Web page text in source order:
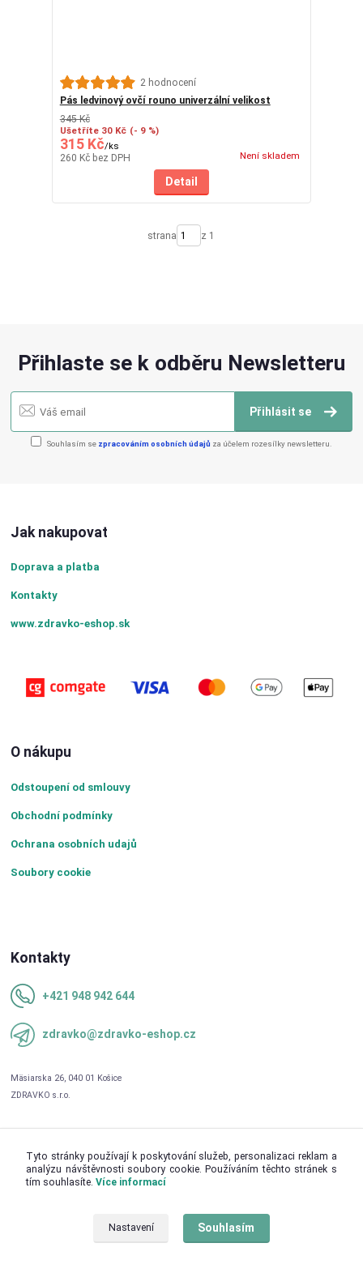
2 hodnocení
Pás ledvinový ovčí rouno univerzální velikost
345 Kč
Ušetříte 30 Kč (- 9 %)
315 Kč/ks
260 Kč bez DPH Není skladem
Detail
strana z 1
Přihlaste se k odběru Newsletteru
Přihlásit se
Souhlasím se zpracováním osobních údajů za účelem rozesílky newsletteru.
Jak nakupovat
Doprava a platba
Kontakty
www.zdravko-eshop.sk
O nákupu
Odstoupení od smlouvy
Obchodní podmínky
Ochrana osobních udajů
Soubory cookie
Kontakty
+421 948 942 644
zdravko@zdravko-eshop.cz
Upravit sběr cookies.
Tyto stránky používají k poskytování služeb, personalizaci reklam a
analýzu návštěvnosti soubory cookie. Používáním těchto stránek s
tím souhlasíte. Více informací
Nastavení Souhlasím